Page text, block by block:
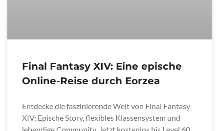
Final Fantasy XIV: Eine epische
Online-Reise durch Eorzea
Entdecke die faszinierende Welt von Final Fantasy
XIV: Epische Story, flexibles Klassensystem und